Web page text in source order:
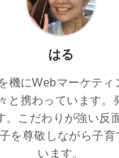
はる
機にWebマーケティ
と携わっています。
。こだわりが強い反
を尊敬しながら子育
います。